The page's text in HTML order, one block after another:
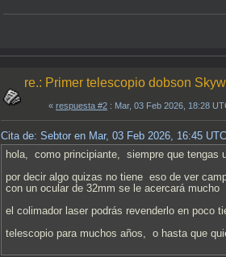
re.: Primer telescopio dobson
« respuesta #2 : Mar, 03 Feb 2026, 18:28
Cita de: Sebtor en Mar, 03 Feb 2026, 16:45 UTC
hola, como principiante, siempre que tengas
por decir algo quizas no tiene eso de ver
con un ocular de 32mm se le acercará mucho
el colimador laser podrás revenderlo en poco
telescopio para muchos años, o hasta que